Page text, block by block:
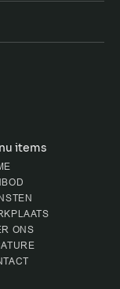
items
ONS